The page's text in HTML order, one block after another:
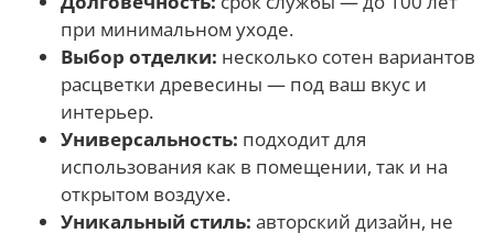
при минимальном уходе.
Выбор отделки: несколько сотен вариантов
расцветки древесины — под ваш вкус и
интерьер.
Универсальность: подходит для
использования как в помещении, так и на
открытом воздухе.
Уникальный стиль: авторский дизайн, не